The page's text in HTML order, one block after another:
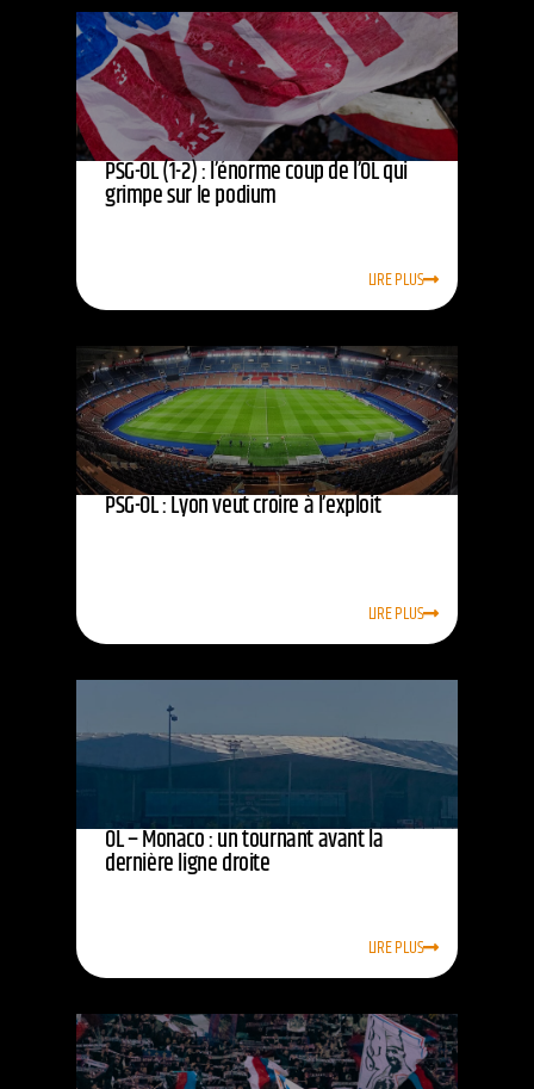
PSG-OL (1-2) : l’énorme coup de l’OL qui
grimpe sur le podium
LIRE PLUS
PSG-OL : Lyon veut croire à l’exploit
LIRE PLUS
OL – Monaco : un tournant avant la
dernière ligne droite
LIRE PLUS